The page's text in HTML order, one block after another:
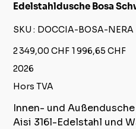
Edelstahldusche Bosa
SKU : SKU
DOCCIA-
NERA
DOCCIA-BOSA-NERA
Prix
d’origine
2 349,00 CHF Prix
promotionnel
1 996,65 CHF
2026
Hors TVA
Innen- und
Aisi 316l-Edelstahl und